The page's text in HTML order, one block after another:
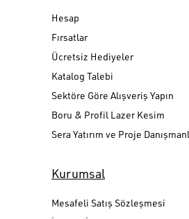
Hesap
Fırsatlar
Ücretsiz Hediyeler
Katalog Talebi
Sektöre Göre Alışveriş Yapın
Boru & Profil Lazer Kesim
Sera Yatırım ve Proje
Kurumsal
Mesafeli Satış Sözleşmesi